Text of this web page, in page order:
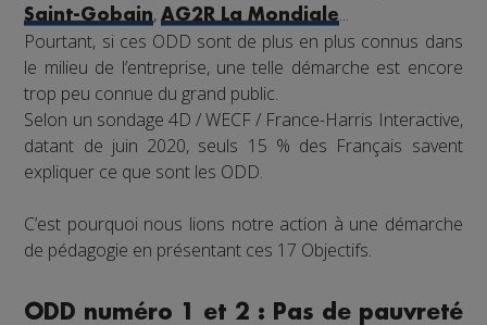
Saint-Gobain,AG2R La Mondiale...
Pourtant, si ces ODD sont de plus en plus connus dans
le milieu de l’entreprise, une telle démarche est encore
trop peu connue du grand public.
Selon un sondage 4D / WECF / France-Harris Interactive,
datant de juin 2020, seuls 15 % des Français savent
expliquer ce que sont les ODD.
C’est pourquoi nous lions notre action à une démarche
de pédagogie en présentant ces 17 Objectifs.
ODD numéro 1 et 2 : Pas de pauvreté